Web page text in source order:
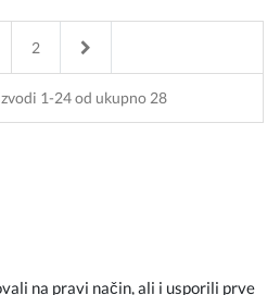
2
1-24 od ukupno 28
na pravi način, ali i usporili prve